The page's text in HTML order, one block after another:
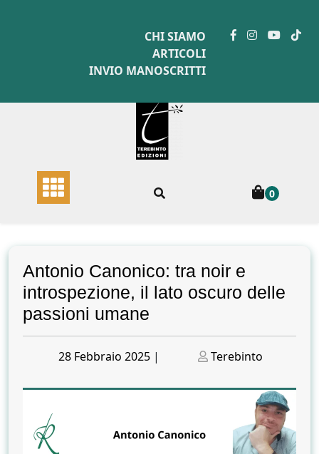
CHI SIAMO
ARTICOLI
INVIO MANOSCRITTI
0
Antonio Canonico: tra noir e
introspezione, il lato oscuro delle
passioni umane
Posted
28 Febbraio 2025 |
Posted
Terebinto